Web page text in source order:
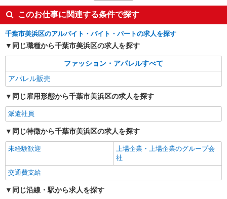
UNITED ARROWS LTD.OUTLET
アパレル販売スタッフ
［正社員］月給 225,000円〜 295,000円 ◆みな
し残業手当14時間分を含む （時間外労働の有無に
関わらず、14時間分の時間外手当22,400円〜
29,288円を支給） ※14時間を越える時間外労働分
は割増賃金を別途支給 ※前払い退職金を別途支給
試用期間：あり（3ヶ月／条件変更なし） ＜変更
の範囲＞ 業務内容：会社の定める業務 就業場所：
千葉県千葉市美浜区ひび野2-6-3 三井アウト
レットパーク 幕張
new balance factory store
販売スタッフ
［アルバイト・パート］期間限定時給1,400
円 ［契約社員］経験者・副店長候補 月給
千葉県千葉市美浜区ひび野2-6-6 三井アウト
キープ
このお仕事に関連する条件で探す
千葉市美浜区のアルバイト・バイト・パートの求人を探す
同じ職種から千葉市美浜区の求人を探す
ファッション・アパレルすべて
アパレル販売
同じ雇用形態から千葉市美浜区の求人を探す
派遣社員
同じ特徴から千葉市美浜区の求人を探す
未経験歓迎
上場企業・上場企業のグループ会
社
交通費支給
同じ沿線・駅から求人を探す